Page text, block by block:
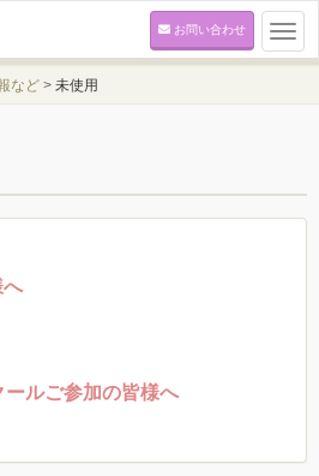
お問い合わせ
など > 未使用
へ
ルご参加の皆様へ